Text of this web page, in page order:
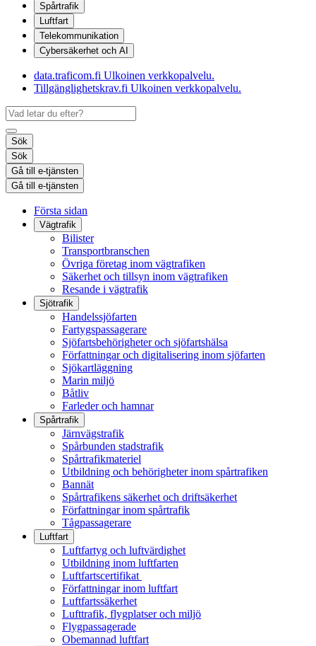
Spårtrafik
Luftfart
Telekommunikation
Cybersäkerhet och AI
data.traficom.fi Ulkoinen verkkopalvelu.
Tillgänglighetskrav.fi Ulkoinen verkkopalvelu.
Sök
Sök
Gå till e-tjänsten
Gå till e-tjänsten
Första sidan
Vägtrafik
Bilister
Transportbranschen
Övriga företag inom vägtrafiken
Säkerhet och tillsyn inom vägtrafiken
Resande i vägtrafik
Sjötrafik
Handelssjöfarten
Fartygspassagerare
Sjöfartsbehörigheter och sjöfartshälsa
Författningar och digitalisering inom sjöfarten
Sjökartläggning
Marin miljö
Båtliv
Farleder och hamnar
Spårtrafik
Järnvägstrafik
Spårbunden stadstrafik
Spårtrafikmateriel
Utbildning och behörigheter inom spårtrafiken
Bannät
Spårtrafikens säkerhet och driftsäkerhet
Författningar inom spårtrafik
Tågpassagerare
Luftfart
Luftfartyg och luftvärdighet
Utbildning inom luftfarten
Luftfartscertifikat
Författningar inom luftfart
Luftfartssäkerhet
Lufttrafik, flygplatser och miljö
Flygpassagerade
Obemannad luftfart